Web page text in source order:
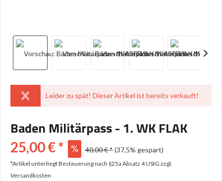
Leider zu spät! Dieser Artikel ist bereits verkauft!
Baden Militärpass - 1. WK FLAK
25,00 € * 40,00 € *(37,5% gespart)
*Artikel unterliegt Besteuerung nach §25a Absatz 4 UStG zzgl.
Versandkosten